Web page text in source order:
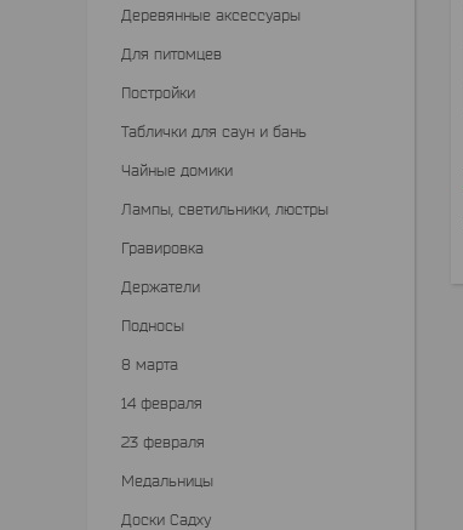
Деревянные аксессуары
Для питомцев
Постройки
Таблички для саун и бань
Чайные домики
Лампы, светильники, люстры
Гравировка
Держатели
Подносы
8 марта
14 февраля
23 февраля
Медальницы
Доски Садху